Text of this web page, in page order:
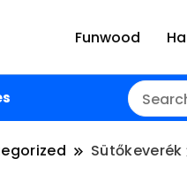
Funwood
Sütőkeverék